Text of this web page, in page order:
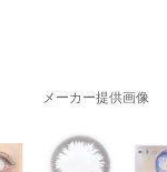
メーカー提供画像